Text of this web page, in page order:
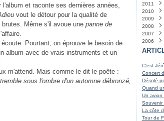
et raconte ses dernières années,
vout le détour pour la qualité de
Même s'il avoue une panne de
Pourtant, on éprouve le besoin de
album avec de vrais instruments et un
m'attend. Mais comme le dit le poête :
sous l'ombre d'un automne débronzé,
Juillet
2011
Juillet
Juin
2010
2009
Juillet
Mai
Avril
Mars
2008
Juillet
Juin
Avril
Mars
2007
Août
Juillet
Juin
Mai
Mars
2006
Août
Juillet
C'est
Concert
Désolé
Quand
Un avion
Souvenir
La côte
Tour de